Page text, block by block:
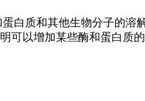
白质和其他生物分子的溶
以增加某些酶和蛋白质